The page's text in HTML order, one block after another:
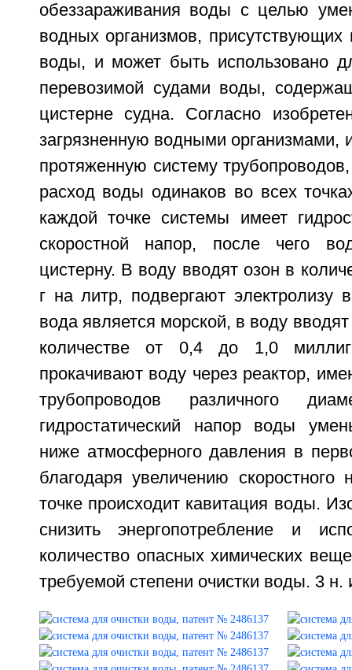
обеззараживания воды с целью
водных организмов,
воды, и может быть использовано
перевозимой судами воды,
цистерне судна. Согласно
загрязненную водными организмами,
протяженную систему
расход воды одинаков во всех
каждой точке системы имеет
скоростной напор, после чего
цистерну. В воду вводят озон в
г на литр, подвергают электролизу
вода является морской, в воду
количестве от 0,4 до 1,0
прокачивают воду через реактор,
трубопроводов различного
гидростатический напор воды
ниже атмосферного давления в
благодаря увеличению
точке происходит кавитация воды.
снизить энергопотребление и
количество опасных химических
требуемой степени очистки воды. 3